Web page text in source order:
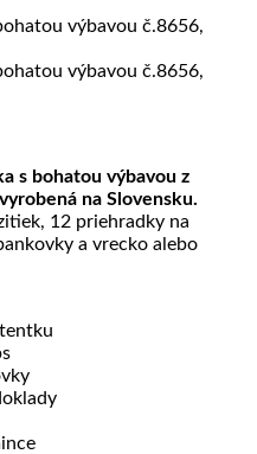
s bohatou výbavou z
na Slovensku.
12 priehradky na
a vrecko alebo